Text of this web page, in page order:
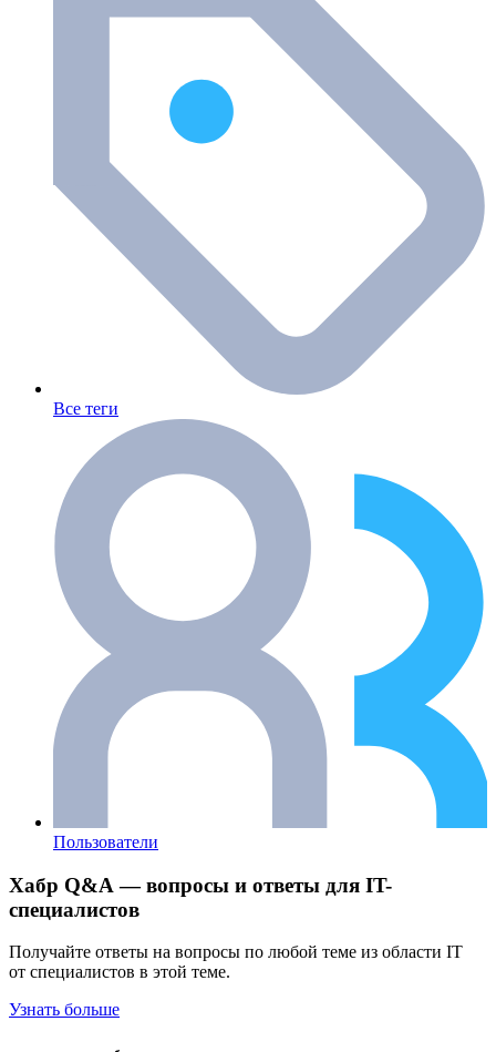
Все теги
Пользователи
Хабр Q&A — вопросы и ответы для IT-
специалистов
Получайте ответы на вопросы по любой теме из области IT
от специалистов в этой теме.
Узнать больше